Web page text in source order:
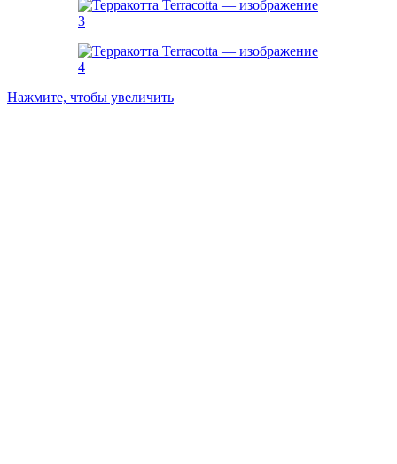
Нажмите, чтобы увеличить